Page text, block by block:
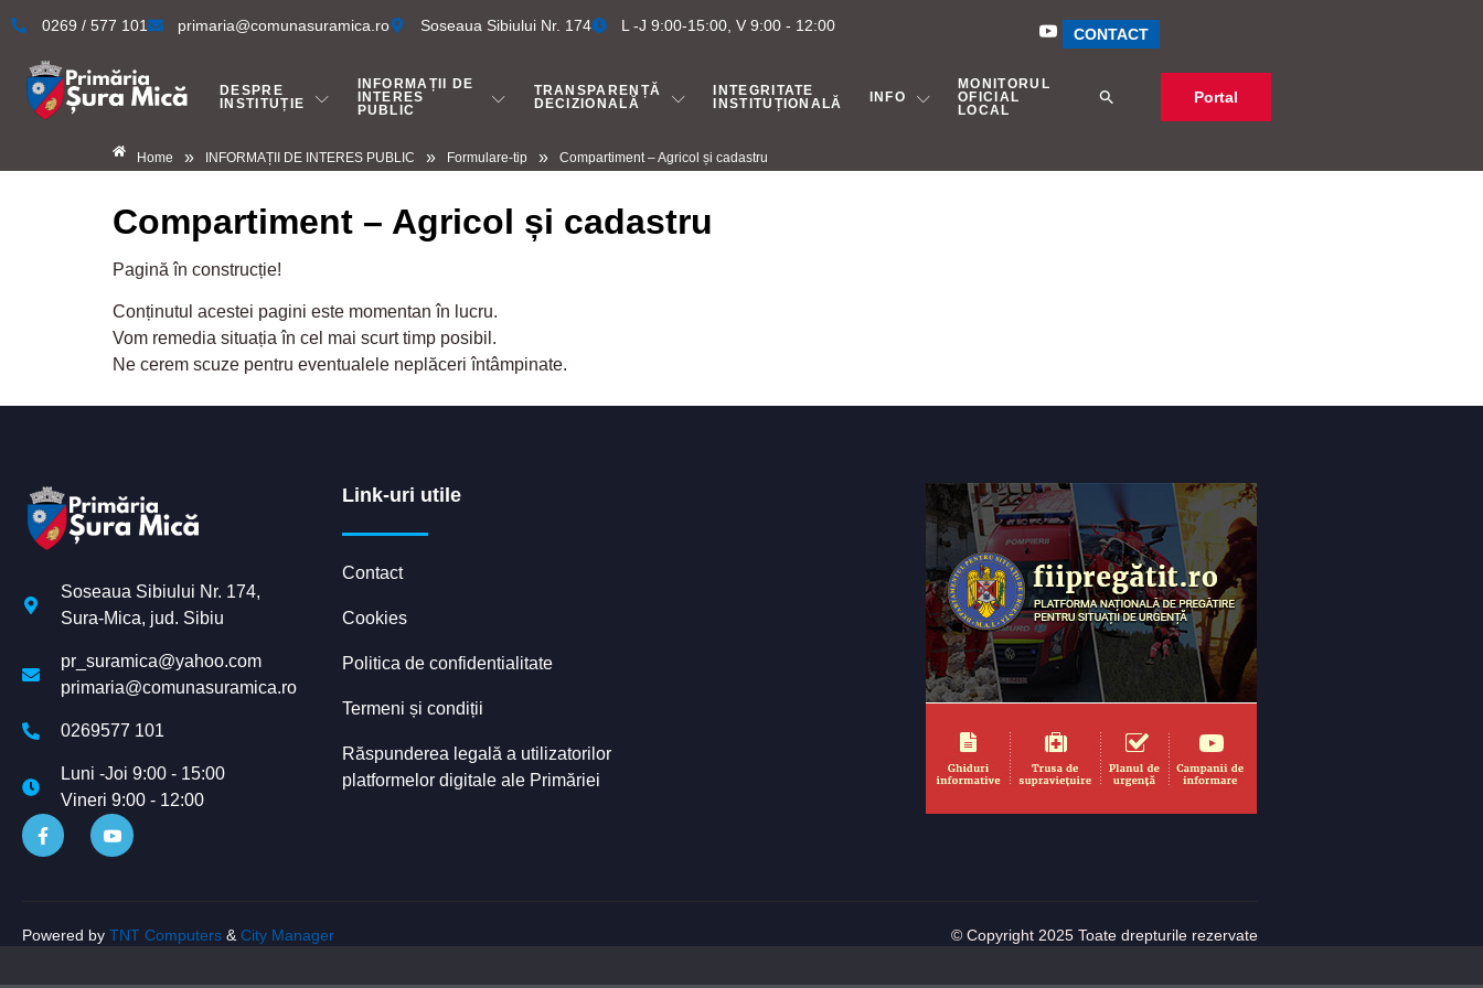
0269 / 577 101 primaria@comunasuramica.ro Soseaua Sibiului Nr. 174 L -J 9:00-15:00, V 9:00 - 12:00
CONTACT
DESPRE
INSTITUȚIE
INFORMAȚII DE
INTERES
PUBLIC
TRANSPARENȚĂ
DECIZIONALĂ
INTEGRITATE
INSTITUȚIONALĂ
INFO
MONITORUL
OFICIAL
LOCAL
Portal
Home » INFORMAȚII DE INTERES PUBLIC » Formulare-tip » Compartiment – Agricol și cadastru
Compartiment – Agricol și cadastru
Pagină în construcție!
Conținutul acestei pagini este momentan în lucru.
Vom remedia situația în cel mai scurt timp posibil.
Ne cerem scuze pentru eventualele neplăceri întâmpinate.
Soseaua Sibiului Nr. 174,
Sura-Mica, jud. Sibiu
pr_suramica@yahoo.com
primaria@comunasuramica.ro
0269577 101
Luni -Joi 9:00 - 15:00
Vineri 9:00 - 12:00
Link-uri utile
Contact
Cookies
Politica de confidentialitate
Termeni și condiții
Răspunderea legală a utilizatorilor
platformelor digitale ale Primăriei
Powered by TNT Computers & City Manager © Copyright 2025 Toate drepturile rezervate